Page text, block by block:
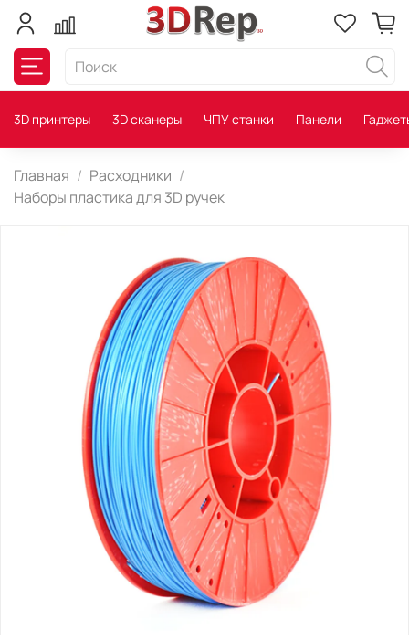
3D принтеры 3D сканеры ЧПУ станки Панели
Главная
Расходники
Наборы пластика для 3D ручек